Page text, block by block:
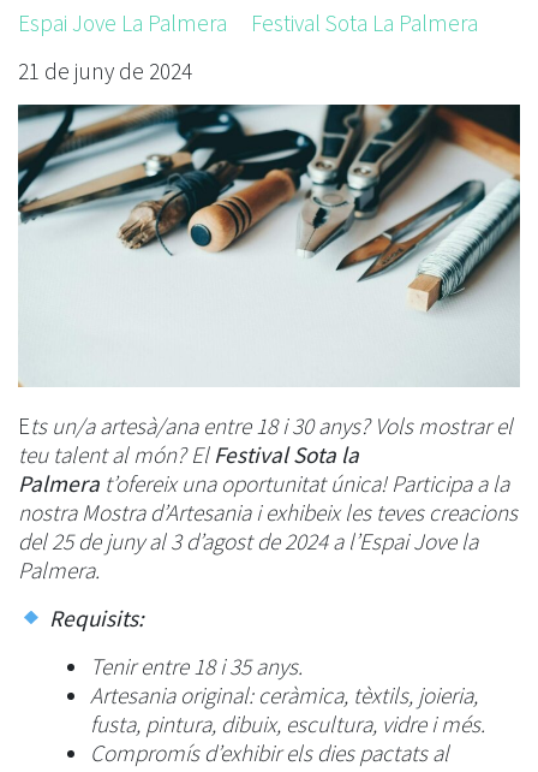
Espai Jove La Palmera
Festival Sota La Palmera
21 de juny de 2024
Ets un/a artesà/ana entre 18 i 30 anys? Vols mostrar el
teu talent al món? ElFestival Sota la
Palmera t’ofereix una oportunitat única! Participa a la
nostra Mostra d’Artesania i exhibeix les teves creacions
del 25 de juny al 3 d’agost de 2024 a l’Espai Jove la
Palmera.
Requisits:
Tenir entre 18 i 35 anys.
Artesania original: ceràmica, tèxtils, joieria,
fusta, pintura, dibuix, escultura, vidre i més.
Compromís d’exhibir els dies pactats al